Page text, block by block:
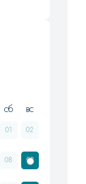
сб вс
01 02
08 09